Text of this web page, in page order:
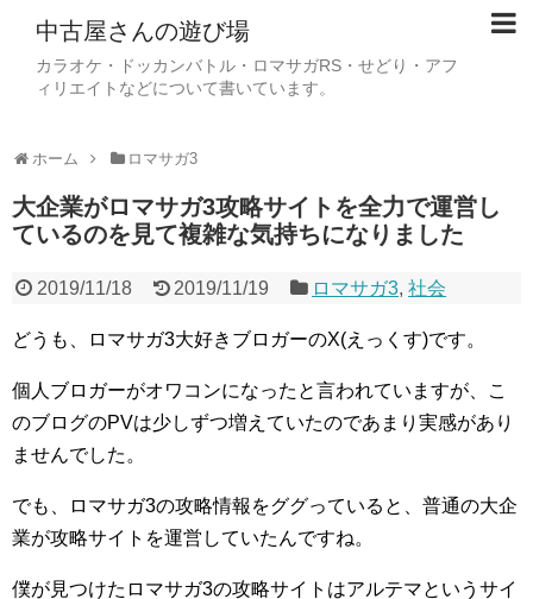
中古屋さんの遊び場
カラオケ・ドッカンバトル・ロマサガRS・せどり・アフ
ィリエイトなどについて書いています。
ホーム ロマサガ3
大企業がロマサガ3攻略サイトを全力で運営し
ているのを見て複雑な気持ちになりました
2019/11/18 2019/11/19 ロマサガ3,社会
どうも、ロマサガ3大好きブロガーのX(えっくす)です。
個人ブロガーがオワコンになったと言われていますが、こ
のブログのPVは少しずつ増えていたのであまり実感があり
ませんでした。
でも、ロマサガ3の攻略情報をググっていると、普通の大企
業が攻略サイトを運営していたんですね。
僕が見つけたロマサガ3の攻略サイトはアルテマというサイ